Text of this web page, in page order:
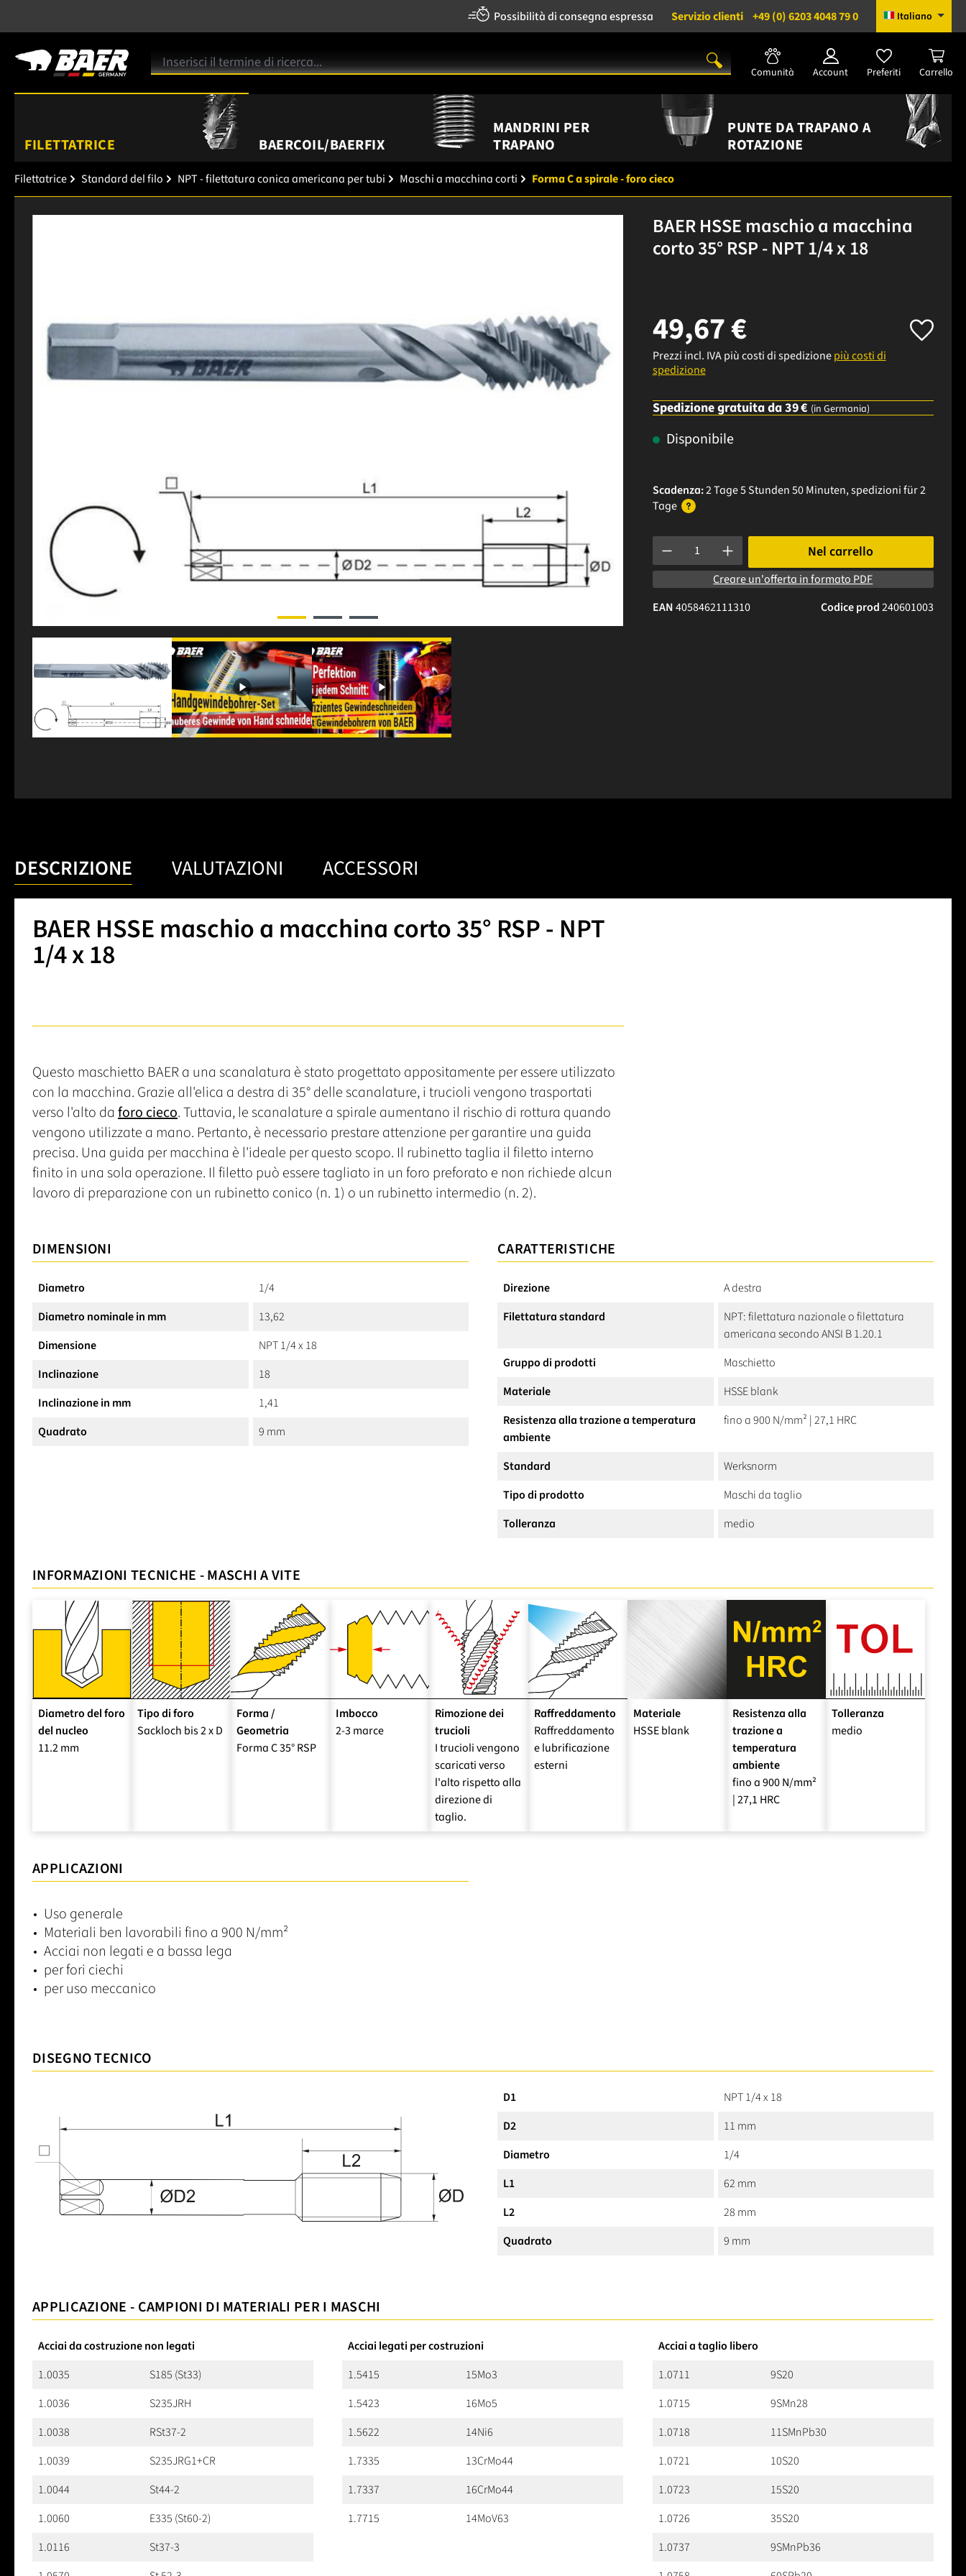
Possibilità di consegna espressa Servizio clienti +49 (0) 6203 4048 79 0 Italiano
Comunità Account Preferiti Carrello
FILETTATRICE BAERCOIL/BAERFIX
MANDRINI PER
TRAPANO
PUNTE DA TRAPANO A
ROTAZIONE
Filettatrice Standard del filo NPT - filettatura conica americana per tubi Maschi a macchina corti Forma C a spirale - foro cieco
BAER HSSE maschio a macchina
corto 35° RSP - NPT 1/4 x 18
49,67 €
Prezzi incl. IVA più costi di spedizionepiù costi di
spedizione
Spedizione gratuita da 39 € (in Germania)
Disponibile
Scadenza:2 Tage 5 Stunden 50 Minuten, spedizionifür 2
Tage
Quantità del prodotto: inserisci la quantità desiderata o usa i
Nel carrello
Creare un'offerta in formato PDF
Codice prod240601003
EAN4058462111310
DESCRIZIONE VALUTAZIONI ACCESSORI
BAER HSSE maschio a macchina corto 35° RSP - NPT
1/4 x 18
Questo maschietto BAER a una scanalatura è stato progettato appositamente per essere utilizzato
con la macchina. Grazie all'elica a destra di 35° delle scanalature, i trucioli vengono trasportati
verso l'alto da foro cieco. Tuttavia, le scanalature a spirale aumentano il rischio di rottura quando
vengono utilizzate a mano. Pertanto, è necessario prestare attenzione per garantire una guida
precisa. Una guida per macchina è l'ideale per questo scopo. Il rubinetto taglia il filetto interno
finito in una sola operazione. Il filetto può essere tagliato in un foro preforato e non richiede alcun
lavoro di preparazione con un rubinetto conico (n. 1) o un rubinetto intermedio (n. 2).
DIMENSIONI
Diametro
1/4
Diametro nominale in mm
13,62
Dimensione
NPT 1/4 x 18
Inclinazione
18
Inclinazione in mm
1,41
Quadrato
9 mm
CARATTERISTICHE
Direzione
A destra
Filettatura standard
NPT: filettatura nazionale o filettatura
americana secondo ANSI B 1.20.1
Gruppo di prodotti
Maschietto
Materiale
HSSE blank
Resistenza alla trazione a temperatura
ambiente
fino a 900 N/mm² | 27,1 HRC
Standard
Werksnorm
Tipo di prodotto
Maschi da taglio
Tolleranza
medio
INFORMAZIONI TECNICHE - MASCHI A VITE
Diametro del foro
del nucleo
11.2 mm
Tipo di foro
Sackloch bis 2 x D
Forma /
Geometria
Forma C 35° RSP
Imbocco
2-3 marce
Rimozione dei
trucioli
I trucioli vengono
scaricati verso
l'alto rispetto alla
direzione di
taglio.
Raffreddamento
Raffreddamento
e lubrificazione
esterni
Materiale
HSSE blank
Resistenza alla
trazione a
temperatura
ambiente
fino a 900 N/mm²
| 27,1 HRC
Tolleranza
medio
APPLICAZIONI
Uso generale
Materiali ben lavorabili fino a 900 N/mm²
Acciai non legati e a bassa lega
per fori ciechi
per uso meccanico
DISEGNO TECNICO
D1
NPT 1/4 x 18
D2
11 mm
Diametro
1/4
L1
62 mm
L2
28 mm
Quadrato
9 mm
APPLICAZIONE - CAMPIONI DI MATERIALI PER I MASCHI
Acciai da costruzione non legati
1.0035
S185 (St33)
1.0036
S235JRH
1.0038
RSt37-2
1.0039
S235JRG1+CR
1.0044
St44-2
1.0060
E335 (St60-2)
1.0116
St37-3
Acciai legati per costruzioni
1.5415
15Mo3
1.5423
16Mo5
1.5622
14Ni6
1.7335
13CrMo44
1.7337
16CrMo44
1.7715
14MoV63
Acciai a taglio libero
1.0711
9S20
1.0715
9SMn28
1.0718
11SMnPb30
1.0721
10S20
1.0723
15S20
1.0726
35S20
1.0737
9SMnPb36